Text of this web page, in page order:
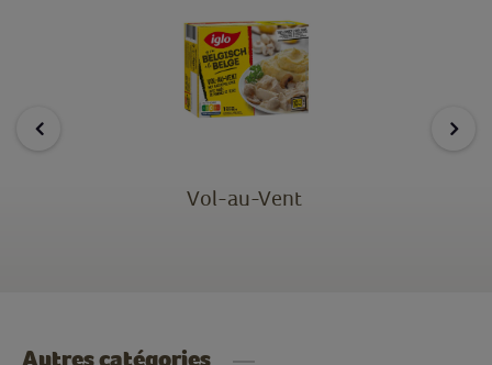
Vol-au-Vent